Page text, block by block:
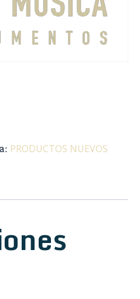
PRODUCTOS NUEVOS